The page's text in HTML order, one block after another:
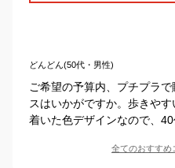
どんどん(50代・男性)
ご希望の予算内、プチプラ
スはいかがですか。歩きや
着いた色デザインなので、40
全てのおすすめ